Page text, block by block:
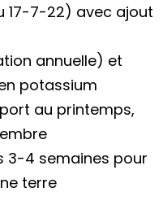
17-7-22) avec ajout
annuelle) et
potassium
au printemps,
3-4 semaines pour
terre